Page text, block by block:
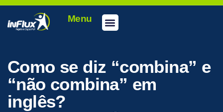
Menu
Como se diz “combina” e
“não combina” em
inglês?